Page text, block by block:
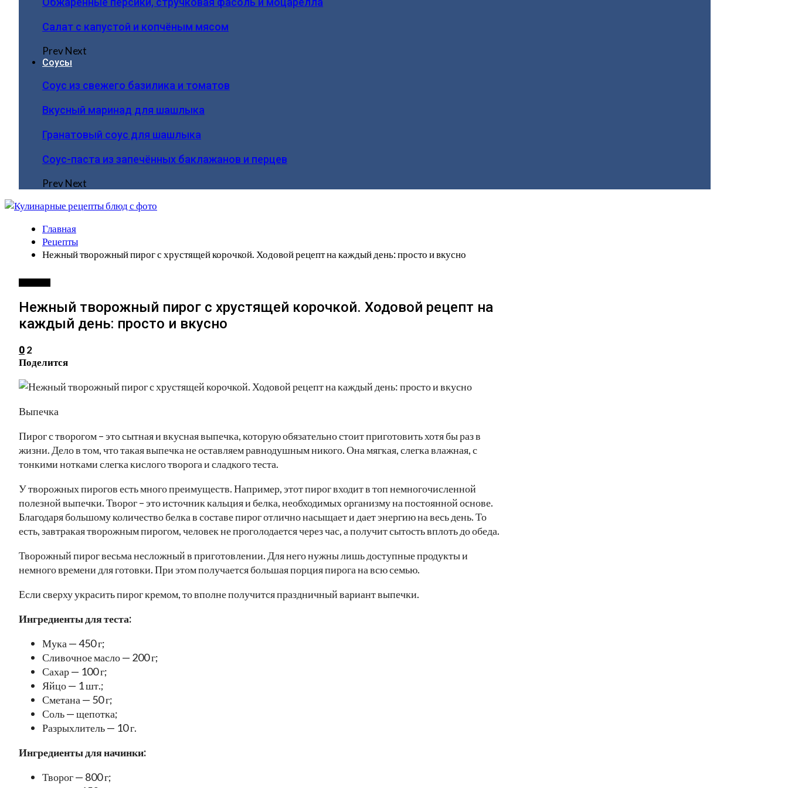
Салат с капустой и копчёным мясом
PrevNext
Соусы
Соус из свежего базилика и томатов
Вкусный маринад для шашлыка
Гранатовый соус для шашлыка
Соус-паста из запечённых баклажанов и перцев
PrevNext
Главная
Рецепты
Нежный творожный пирог с хрустящей корочкой. Ходовой рецепт на каждый день: просто и вкусно
Нежный творожный пирог с хрустящей корочкой. Ходовой рецепт на
каждый день: просто и вкусно
0 2
Поделится
Выпечка
Пирог с творогом – это сытная и вкусная выпечка, которую обязательно стоит приготовить хотя бы раз в
жизни. Дело в том, что такая выпечка не оставляем равнодушным никого. Она мягкая, слегка влажная, с
тонкими нотками слегка кислого творога и сладкого теста.
У творожных пирогов есть много преимуществ. Например, этот пирог входит в топ немногочисленной
полезной выпечки. Творог – это источник кальция и белка, необходимых организму на постоянной основе.
Благодаря большому количество белка в составе пирог отлично насыщает и дает энергию на весь день. То
есть, завтракая творожным пирогом, человек не проголодается через час, а получит сытость вплоть до обеда.
Творожный пирог весьма несложный в приготовлении. Для него нужны лишь доступные продукты и
немного времени для готовки. При этом получается большая порция пирога на всю семью.
Если сверху украсить пирог кремом, то вполне получится праздничный вариант выпечки.
Ингредиенты для теста:
Мука — 450 г;
Сливочное масло — 200 г;
Сахар — 100 г;
Яйцо — 1 шт.;
Сметана — 50 г;
Соль — щепотка;
Разрыхлитель — 10 г.
Ингредиенты для начинки:
Творог — 800 г;